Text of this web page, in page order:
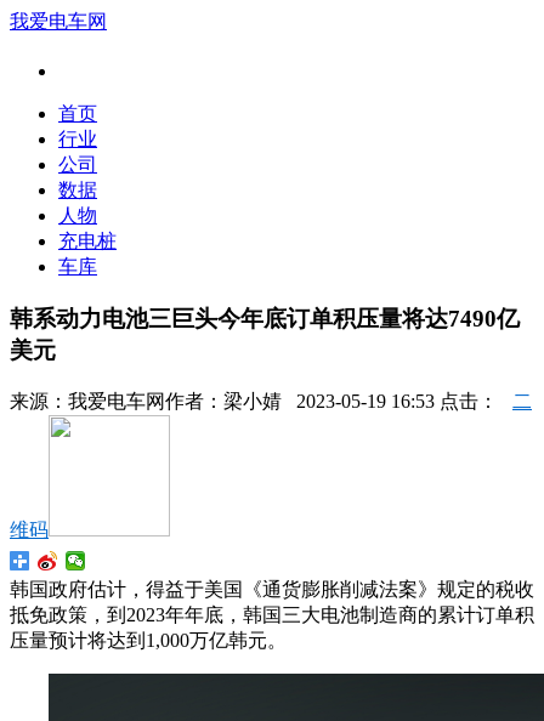
我爱电车网
首页
行业
公司
数据
人物
充电桩
车库
韩系动力电池三巨头今年底订单积压量将达7490亿
美元
来源： 我爱电车网作者： 梁小婧 2023-05-19 16:53 点击： 二
维码
韩国政府估计，得益于美国《通货膨胀削减法案》规定的税收
抵免政策，到2023年年底，韩国三大电池制造商的累计订单积
压量预计将达到1,000万亿韩元。